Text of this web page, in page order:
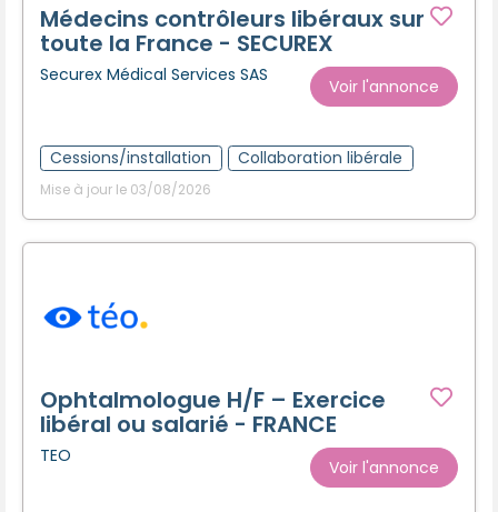
Médecins contrôleurs libéraux sur
toute la France - SECUREX
Securex Médical Services SAS
Voir l'annonce
Cessions/installation Collaboration libérale
Mise à jour le 03/08/2026
Ophtalmologue H/F – Exercice
libéral ou salarié - FRANCE
TEO
Voir l'annonce